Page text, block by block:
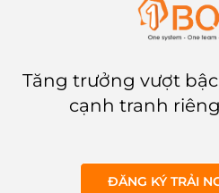
Tăng trưởng vượt
cạnh tranh
ĐĂNG KÝ TRẢI